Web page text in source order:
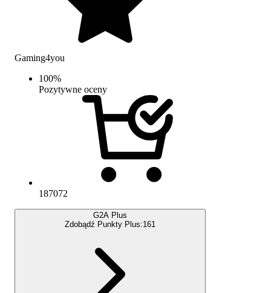
Gaming4you
100%
Pozytywne oceny
187072
G2A Plus
Zdobądź Punkty Plus:161